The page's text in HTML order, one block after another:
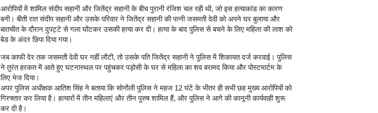
आरोपियों में शामिल संदीप सहानी और जितेंद्र सहानी के बीच पुरानी रंजिश चल रही थी, जो इस हत्याकांड का कारण
बनी। बीती रात संदीप सहानी और उसके परिवार ने जितेंद्र सहानी की पत्नी जसमती देवी को अपने घर बुलाया और
बातचीत के दौरान दुपट्टे से गला घोंटकर उसकी हत्या कर दी। हत्या के बाद पुलिस से बचने के लिए महिला की लाश को
बेड के अंदर छिपा दिया गया।
जब काफी देर तक जसमती देवी घर नहीं लौटी, तो उसके पति जितेंद्र सहानी ने पुलिस में शिकायत दर्ज करवाई। पुलिस
ने तुरंत हरकत में आते हुए घटनास्थल पर पहुंचकर पड़ोसी के घर से महिला का शव बरामद किया और पोस्टमार्टम के
लिए भेज दिया।
अपर पुलिस अधीक्षक आतिश सिंह ने बताया कि सोनौली पुलिस ने महज 12 घंटे के भीतर ही सभी छह मुख्य आरोपियों को
गिरफ्तार कर लिया है। हत्यारों में तीन महिलाएं और तीन पुरुष शामिल हैं, और पुलिस ने आगे की कानूनी कार्यवाही शुरू
कर दी है।